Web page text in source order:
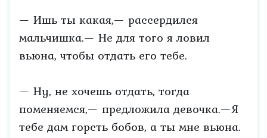
— Ишь ты какая,— рассердился
мальчишка.— Не для того я ловил
вьюна, чтобы отдать его тебе.
— Ну, не хочешь отдать, тогда
поменяемся,— предложила девочка.—Я
тебе дам горсть бобов, а ты мне вьюна.